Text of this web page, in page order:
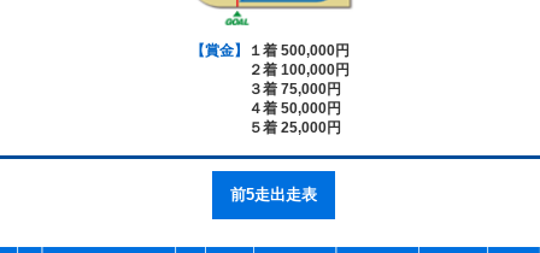
【賞金】
１着 500,000円
２着 100,000円
３着 75,000円
４着 50,000円
５着 25,000円
前5走出走表